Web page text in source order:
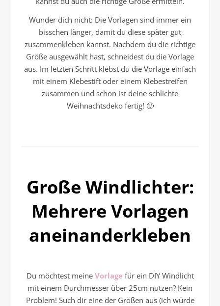
Wunder dich nicht: Die Vorlagen sind immer ein
bisschen länger, damit du diese später gut
zusammenkleben kannst. Nachdem du die richtige
Größe ausgewählt hast, schneidest du die Vorlage
aus. Im letzten Schritt klebst du die Vorlage einfach
mit einem Klebestift oder einem Klebestreifen
zusammen und schon ist deine schlichte
Weihnachtsdeko fertig! 🙂
Große Windlichter:
Mehrere Vorlagen
aneinanderkleben
Du möchtest meine Vorlage für ein DIY Windlicht
mit einem Durchmesser über 25cm nutzen? Kein
Problem! Such dir eine der Größen aus (ich würde